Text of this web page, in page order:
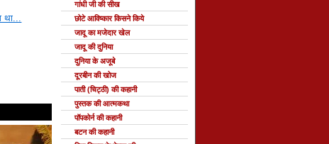
गांधी जी की सीख
छोटे आविष्कार किसने किये
जादू का मजेदार खेल
जादू की दुनिया
दुनिया के अजूबे
दूरबीन की खोज
पाती (चिट्ठी) की कहानी
पुस्तक की आत्मकथा
पॉपकोर्न की कहानी
बटन की कहानी